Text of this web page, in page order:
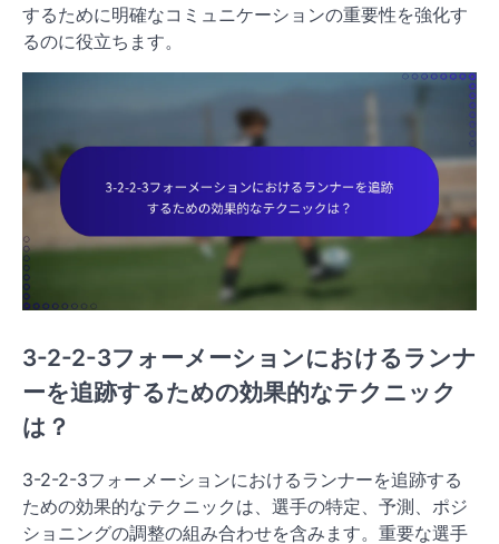
するために明確なコミュニケーションの重要性を強化す
るのに役立ちます。
3-2-2-3フォーメーションにおけるランナ
ーを追跡するための効果的なテクニック
は？
3-2-2-3フォーメーションにおけるランナーを追跡する
ための効果的なテクニックは、選手の特定、予測、ポジ
ショニングの調整の組み合わせを含みます。重要な選手